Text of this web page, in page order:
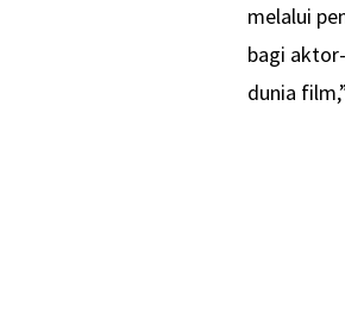
melalui
bagi
dunia